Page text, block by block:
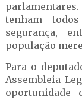
tenham
segurança,
população
Para o
Assembleia
oportunidade